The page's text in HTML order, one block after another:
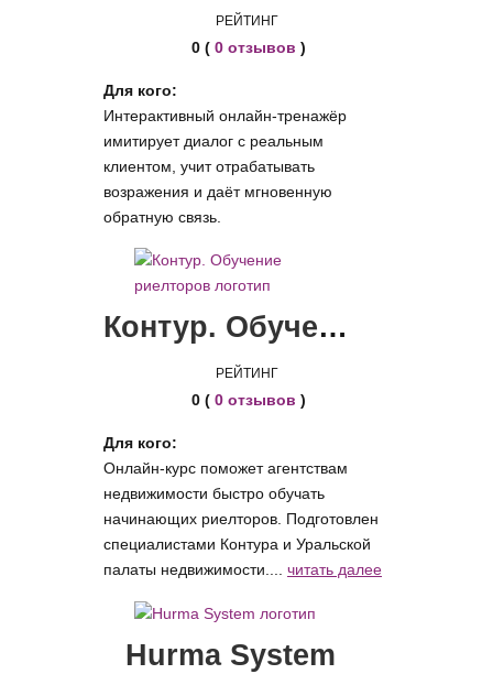
РЕЙТИНГ
0 ( 0 отзывов )
Для кого:
Интерактивный онлайн-тренажёр
имитирует диалог с реальным
клиентом, учит отрабатывать
возражения и даёт мгновенную
обратную связь.
Контур. Обучение риелторов
РЕЙТИНГ
0 ( 0 отзывов )
Для кого:
Онлайн-курс поможет агентствам
недвижимости быстро обучать
начинающих риелторов. Подготовлен
специалистами Контура и Уральской
палаты недвижимости.... читать далее
Hurma System